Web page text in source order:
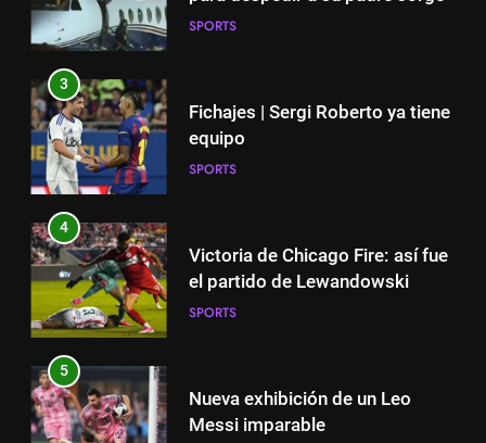
SPORTS
3
Fichajes | Sergi Roberto ya tiene
equipo
SPORTS
4
Victoria de Chicago Fire: así fue
el partido de Lewandowski
SPORTS
5
Nueva exhibición de un Leo
Messi imparable